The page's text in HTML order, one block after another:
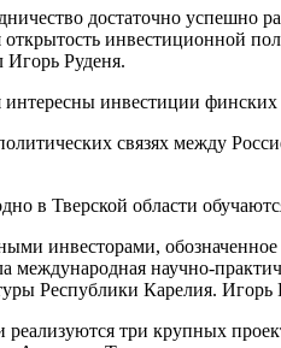
достаточно
открытость
Игорь Руденя.
инвестиции
связях между
в Тверской области
инвесторами,
научно-
Республики Карелия.
три крупных